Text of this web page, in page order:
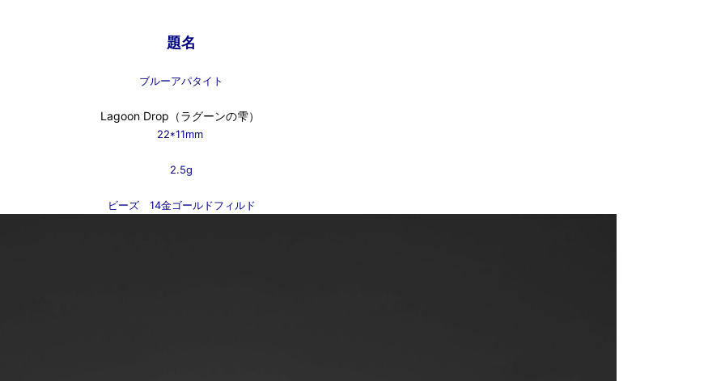
題名
ブルーアパタイト
Lagoon Drop（ラグーンの雫）
22*11mm
2.5g
ビーズ 14金ゴールドフィルド